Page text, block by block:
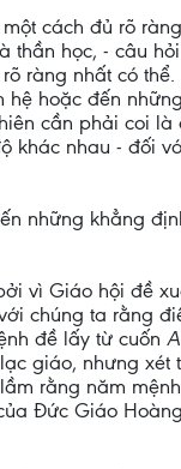
cách đủ rõ
học, - câu
ràng nhất có
hoặc đến
cần phải coi là
khác nhau - đối
những khẳng
vì Giáo hội đề
chúng ta rằng
đề lấy từ cuốn
giáo, nhưng xét
rằng năm
Đức Giáo